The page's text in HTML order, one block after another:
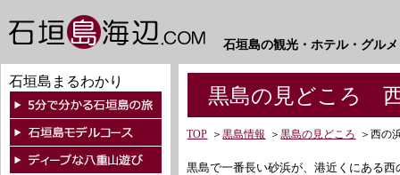
石垣島の観光・ホテル・グル
石垣島まるわかり
黒島の見どころ
TOP ＞黒島情報 ＞黒島の見どころ ＞西の
黒島で一番長い砂浜が、港近くにある